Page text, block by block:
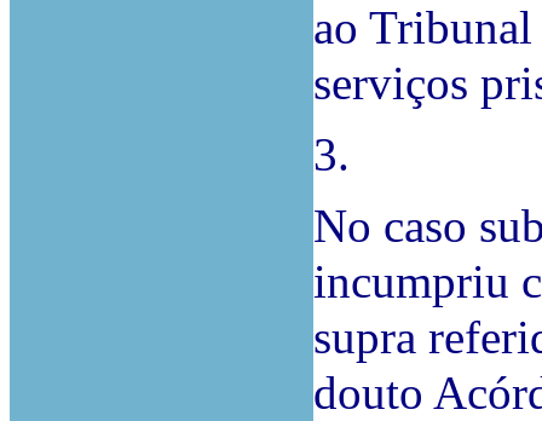
ao Tribunal
serviços
3.
No caso
incumpriu
supra
douto